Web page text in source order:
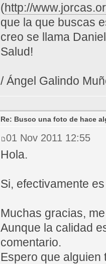
(http://
que la que buscas
creo se llama
Salud!
/ Ángel Galindo
Re: Busco una foto de hace
01 Nov 2011 12:55
Hola.
Si, efectivamente
Muchas gracias,
Aunque la calidad
comentario.
Espero que alguien